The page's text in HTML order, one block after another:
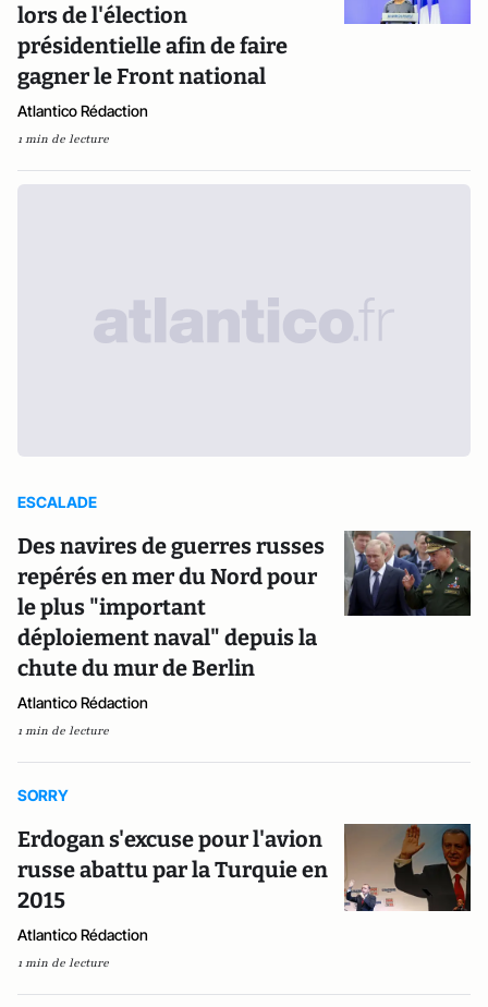
lors de l'élection
présidentielle afin de faire
gagner le Front national
Atlantico Rédaction
1 min de lecture
ESCALADE
Des navires de guerres russes
repérés en mer du Nord pour
le plus "important
déploiement naval" depuis la
chute du mur de Berlin
Atlantico Rédaction
1 min de lecture
SORRY
Erdogan s'excuse pour l'avion
russe abattu par la Turquie en
2015
Atlantico Rédaction
1 min de lecture